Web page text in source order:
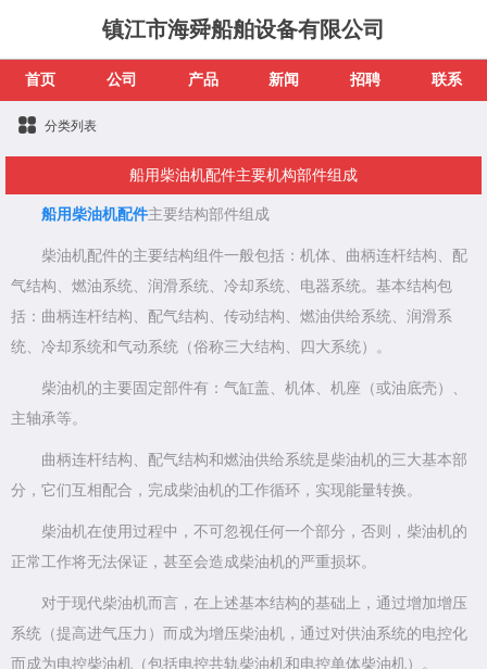
镇江市海舜船舶设备有限公司
首页 公司 产品 新闻 招聘 联系
分类列表
船用柴油机配件主要机构部件组成
船用柴油机配件主要结构部件组成
柴油机配件的主要结构组件一般包括：机体、曲柄连杆结构、配
气结构、燃油系统、润滑系统、冷却系统、电器系统。基本结构包
括：曲柄连杆结构、配气结构、传动结构、燃油供给系统、润滑系
统、冷却系统和气动系统（俗称三大结构、四大系统）。
柴油机的主要固定部件有：气缸盖、机体、机座（或油底壳）、
主轴承等。
曲柄连杆结构、配气结构和燃油供给系统是柴油机的三大基本部
分，它们互相配合，完成柴油机的工作循环，实现能量转换。
柴油机在使用过程中，不可忽视任何一个部分，否则，柴油机的
正常工作将无法保证，甚至会造成柴油机的严重损坏。
对于现代柴油机而言，在上述基本结构的基础上，通过增加增压
系统（提高进气压力）而成为增压柴油机，通过对供油系统的电控化
而成为电控柴油机（包括电控共轨柴油机和电控单体柴油机）。